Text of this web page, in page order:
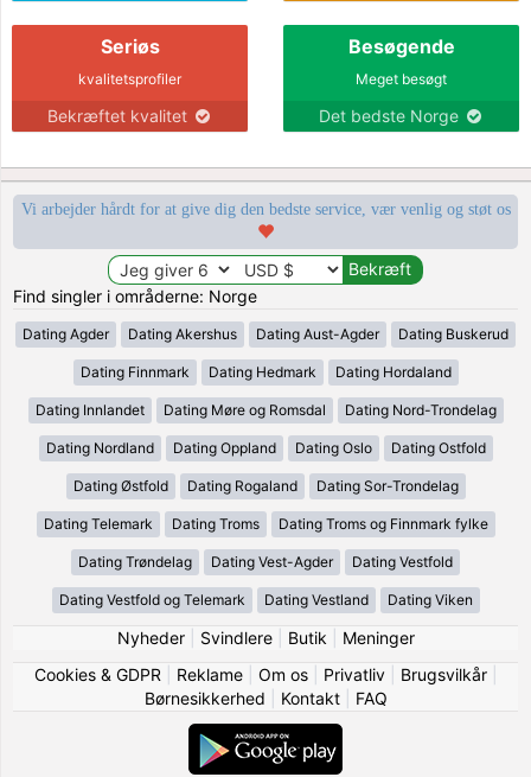
Seriøs
kvalitetsprofiler
Bekræftet kvalitet
Besøgende
Meget besøgt
Det bedste Norge
Vi arbejder hårdt for at give dig den bedste service, vær venlig og støt os
Find singler i områderne: Norge
Dating Agder Dating Akershus Dating Aust-Agder Dating Buskerud
Dating Finnmark Dating Hedmark Dating Hordaland
Dating Innlandet Dating Møre og Romsdal Dating Nord-Trondelag
Dating Nordland Dating Oppland Dating Oslo Dating Ostfold
Dating Østfold Dating Rogaland Dating Sor-Trondelag
Dating Telemark Dating Troms Dating Troms og Finnmark fylke
Dating Trøndelag Dating Vest-Agder Dating Vestfold
Dating Vestfold og Telemark Dating Vestland Dating Viken
Nyheder| Svindlere| Butik
Meninger
Cookies & GDPR
Reklame| Om os| Privatliv| Brugsvilkår|
Børnesikkerhed
Kontakt| FAQ